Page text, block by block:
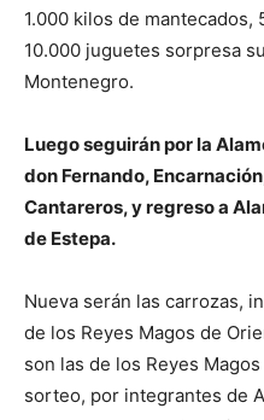
1.000 kilos de
10.000 juguetes sorpresa
Montenegro.
Luego seguirán por la
don Fernando,
Cantareros, y regreso a
de Estepa.
Nueva serán las carrozas,
de los Reyes Magos de
son las de los Reyes
sorteo, por integrantes de